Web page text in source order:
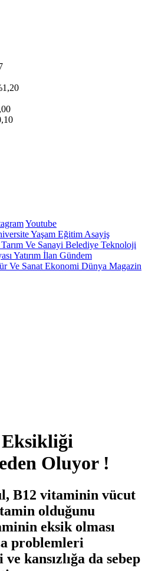
Youtube
Yaşam Eğitim Asayiş
Tarım Ve Sanayi Belediye Teknoloji
Yatırım İlan Gündem
Ve Sanat Ekonomi Dünya Magazin
Oluyor !
B12 vitaminin vücut
olduğunu
eksik olması
problemleri
kansızlığa da sebep